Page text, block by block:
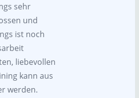
sehr
und
ist noch
liebevollen
kann aus
werden.